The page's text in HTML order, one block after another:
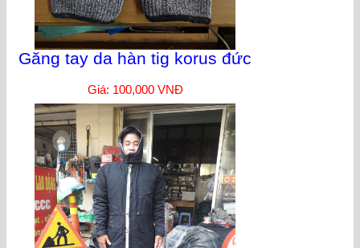
Găng tay da hàn tig korus đức
Giá: 100,000 VNĐ